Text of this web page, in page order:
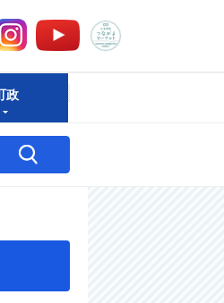
千代町X八千代町Instagram八千代町YouTube
政